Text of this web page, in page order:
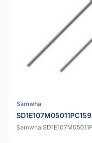
Samwha
SD1E107M05011PC159